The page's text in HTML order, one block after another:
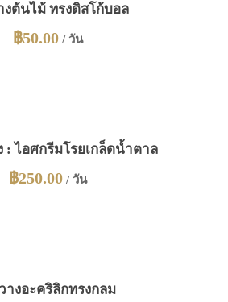
งต้นไม้ ทรงดิสโก้บอล
฿50.00/ วัน
: ไอศกรีมโรยเกล็ดน้ำตาล
฿250.00/ วัน
างอะคริลิกทรงกลม